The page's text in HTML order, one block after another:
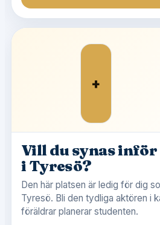
+
Vill du synas
i Tyresö?
Den här platsen är ledig för dig
Tyresö. Bli den tydliga aktören i
föräldrar planerar studenten.